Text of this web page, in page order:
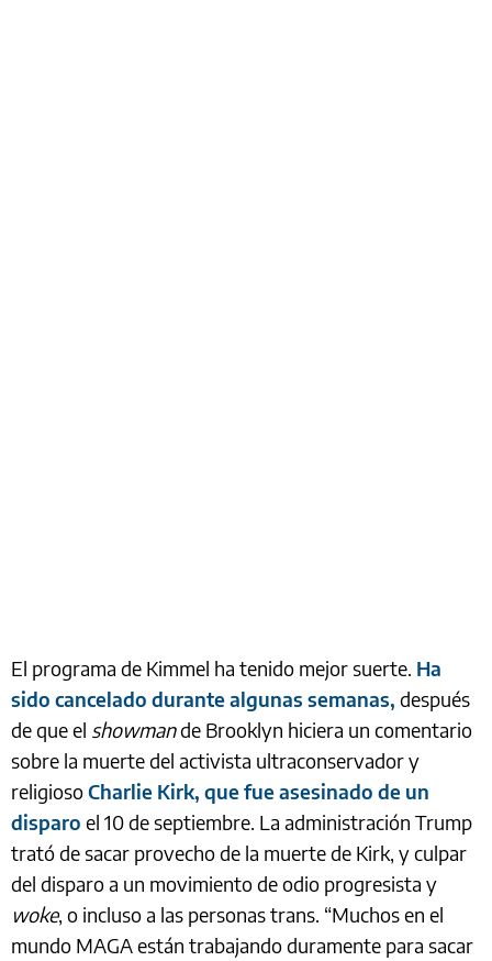
El programa de Kimmel ha tenido mejor suerte. Ha
sido cancelado durante algunas semanas, después
de que el showmande Brooklyn hiciera un comentario
sobre la muerte del activista ultraconservador y
religiosoCharlie Kirk, que fue asesinado de un
disparo el 10 de septiembre. La administración Trump
trató de sacar provecho de la muerte de Kirk, y culpar
del disparo a un movimiento de odio progresista y
woke, o incluso a las personas trans. “Muchos en el
mundo MAGA están trabajando duramente para sacar